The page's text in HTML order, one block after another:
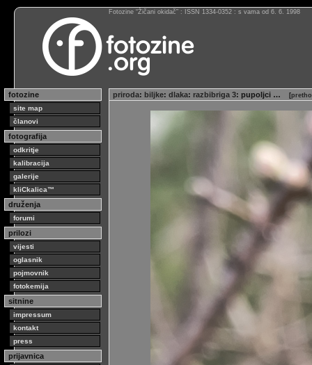
Fotozine “Žičani okidač” : ISSN 1334-0352 : s vama od 6. 6. 1998
fotozine
site map
članovi
fotografija
odkritje
kalibracija
galerije
kliCkalica™
druženja
forumi
prilozi
vijesti
oglasnik
pojmovnik
fotokemija
sitnine
impressum
kontakt
press
prijavnica
priroda: biljke: dlaka: razbibriga 3: pupoljci … [